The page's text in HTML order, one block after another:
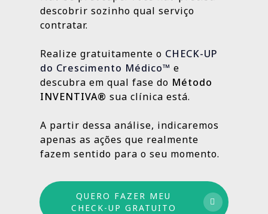
Fazer meu CHECK-UP Gratuito
resultados e aprimorando o que ainda
pode crescer.
Outras, como SEO Médico, Gestão do Blog e
construção de autoridade digital, são
resultados sólidos e duradouros ao longo
do tempo.
Por isso trabalhamos com um método
médio e longo prazo para garantir
crescimento sustentável.
descobrir sozinho qual serviço
contratar.
Realize gratuitamente o CHECK-UP
do Crescimento Médico™ e
descubra em qual fase do Método
INVENTIVA® sua clínica está.
A partir dessa análise, indicaremos
apenas as ações que realmente
fazem sentido para o seu momento.
QUERO FAZER MEU
CHECK-UP GRATUITO